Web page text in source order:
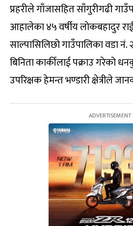
प्रहरीले गाँजासहित साँगुरीगढी
आहालेका ४५ वर्षीय लोकबहादुर
साल्पासिलिछो गाउँपालिका वडा
बिनिता कार्कीलाई पक्राउ गरेको
उपरिक्षक हेमन्त भण्डारी क्षेत्रीले